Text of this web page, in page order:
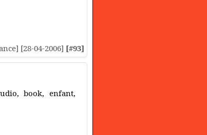
[28-04-2006] [#93]
book, enfant,